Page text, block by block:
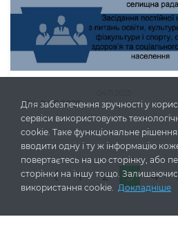
Від 04.11.2025
1 2 3 4
Для забезпечення зручності у
сервіси використовують
cookie. Таке функціональне
вводити одну і ту ж інформацію
повертаєтесь на цю сторінку, або
сторінки на іншу тощо.
використання cookie. Докладніше